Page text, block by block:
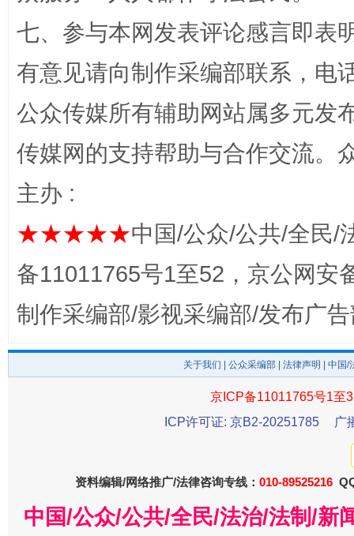
“蜀中异人”王建安的艺术幻境
完善运行机制助力责任有效落实 一纸欠
七、参与本网发表评论感言即表
有意见请向制作采编部联系，电
公众传媒所有辅助网站属多元发
传媒网的支持帮助与合作交流。
主办 :
★★★★★中国/公众/公共/全民/
备11011765号1至52，京公网安
制作采编部/影视采编部/发布广
关于我们 公众采编部 法律声明 | 中国
京ICP备11011765号1至
ICP许可证: 京B2-20251785
广
资料编辑/网络推广/法律咨询专线： 010-89525216
中国/公众/公共/全民/法治/法制/新